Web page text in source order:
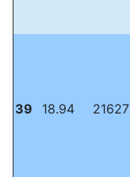
39 18.94 21627